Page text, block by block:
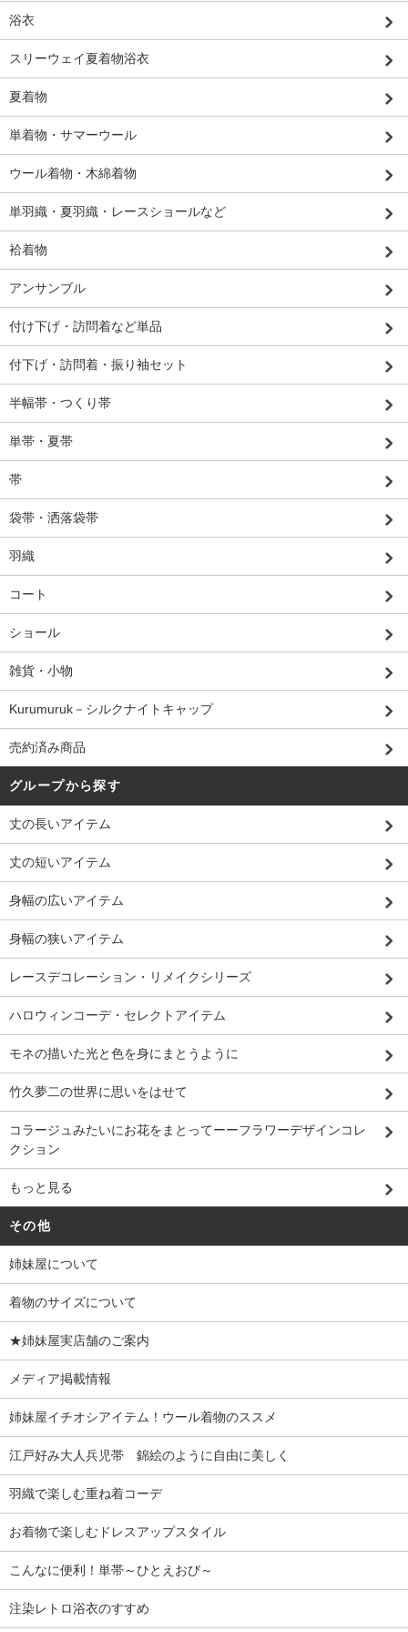
浴衣
スリーウェイ夏着物浴衣
夏着物
単着物・サマーウール
ウール着物・木綿着物
単羽織・夏羽織・レースショールなど
袷着物
アンサンブル
付け下げ・訪問着など単品
付下げ・訪問着・振り袖セット
半幅帯・つくり帯
単帯・夏帯
帯
袋帯・洒落袋帯
羽織
コート
ショール
雑貨・小物
Kurumuruk－シルクナイトキャップ
売約済み商品
グループから探す
丈の長いアイテム
丈の短いアイテム
身幅の広いアイテム
身幅の狭いアイテム
レースデコレーション・リメイクシリーズ
ハロウィンコーデ・セレクトアイテム
モネの描いた光と色を身にまとうように
竹久夢二の世界に思いをはせて
コラージュみたいにお花をまとってーーフラワーデザインコレ
クション
もっと見る
その他
姉妹屋について
着物のサイズについて
★姉妹屋実店舗のご案内
メディア掲載情報
姉妹屋イチオシアイテム！ウール着物のススメ
江戸好み大人兵児帯 錦絵のように自由に美しく
羽織で楽しむ重ね着コーデ
お着物で楽しむドレスアップスタイル
こんなに便利！単帯～ひとえおび～
注染レトロ浴衣のすすめ